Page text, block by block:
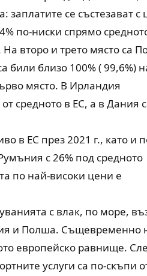
се състезават с
по-ниски спрямо
второ и трето място са
близо 100% ( 99,6%)
място. В Ирландия
средното в ЕС, а в Дания
в ЕС през 2021 г., като и
с 26% под средното
по най-високи цени е
с влак, по море,
и Полша. Същевременно
европейско равнище.
услуги са по-скъпи